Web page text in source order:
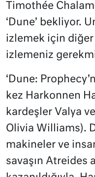
Timothée
‘Dune’ bekliyor.
izlemek için diğer
izlemeniz
‘Dune:
kez Harkonnen
kardeşler Valya
Olivia Williams).
makineler ve
savaşın Atreides